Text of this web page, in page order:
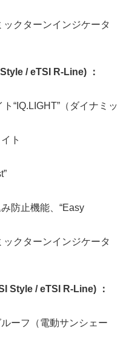
クターンインジケータ
/ eTSI R-Line) ：
“IQ.LIGHT”（ダイナミッ
ト
防止機能、“Easy
クターンインジケータ
Style / eTSI R-Line) ：
ーフ（電動サンシェー